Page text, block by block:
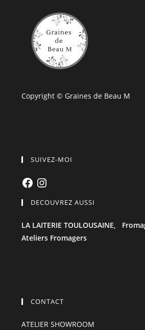
Copyright © Graines de Beau M
SUIVEZ-MOI
FacebookInstagram
DECOUVREZ AUSSI
LA LAITERIE TOULOUSAINE,
Ateliers Fromagers
CONTACT
ATELIER SHOWROOM